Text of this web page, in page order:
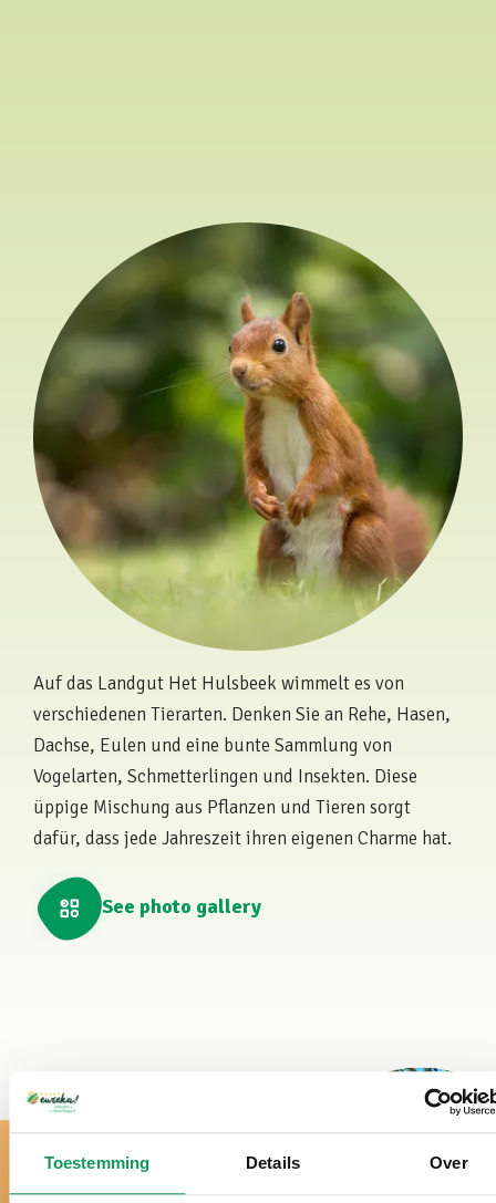
Toestemming Details Over
Auf das Landgut Het Hulsbeek wimmelt es von
verschiedenen Tierarten. Denken Sie an Rehe, Hasen,
Dachse, Eulen und eine bunte Sammlung von
Vogelarten, Schmetterlingen und Insekten. Diese
üppige Mischung aus Pflanzen und Tieren sorgt
dafür, dass jede Jahreszeit ihren eigenen Charme hat.
See photo gallery